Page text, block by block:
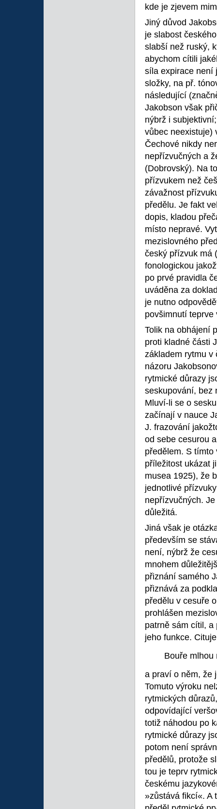
kde je zjevem
Jiný důvod
je slabost
slabší než ruský,
abychom cítili
síla expirace není
složky, na př.
následující
Jakobson však
nýbrž i
vůbec neexistuje)
Čechové nikdy
nepřízvučných a
(Dobrovský). Na
přízvukem než
závažnost
předělu. Je fakt
dopis, kladou
místo nepravé.
mezislovného
český přízvuk má
fonologickou
po prvé pravidla
uváděna za
je nutno
povšimnutí teprve
Tolik na obhájení
proti kladné části
základem rytmu v
názoru
rytmické důrazy
seskupování, bez
Mluví-li se o
začínají v nauce
J. frazování
od sebe cesurou
předělem. S tímto
příležitost ukázat
musea 1925), že
jednotlivé
nepřízvučných.
důležitá.
Jiná však je
především se
není, nýbrž že
mnohem
přiznání samého
přiznává za
předělu v cesuře
prohlášen
patrně sám cítil, a
jeho funkce.
Bouře mlhou
a praví o něm, že
Tomuto výroku
rytmických
odpovídající
totiž náhodou po
rytmické důrazy
potom není
předělů, protože
tou je teprv
českému
»zůstává fikcí«. A